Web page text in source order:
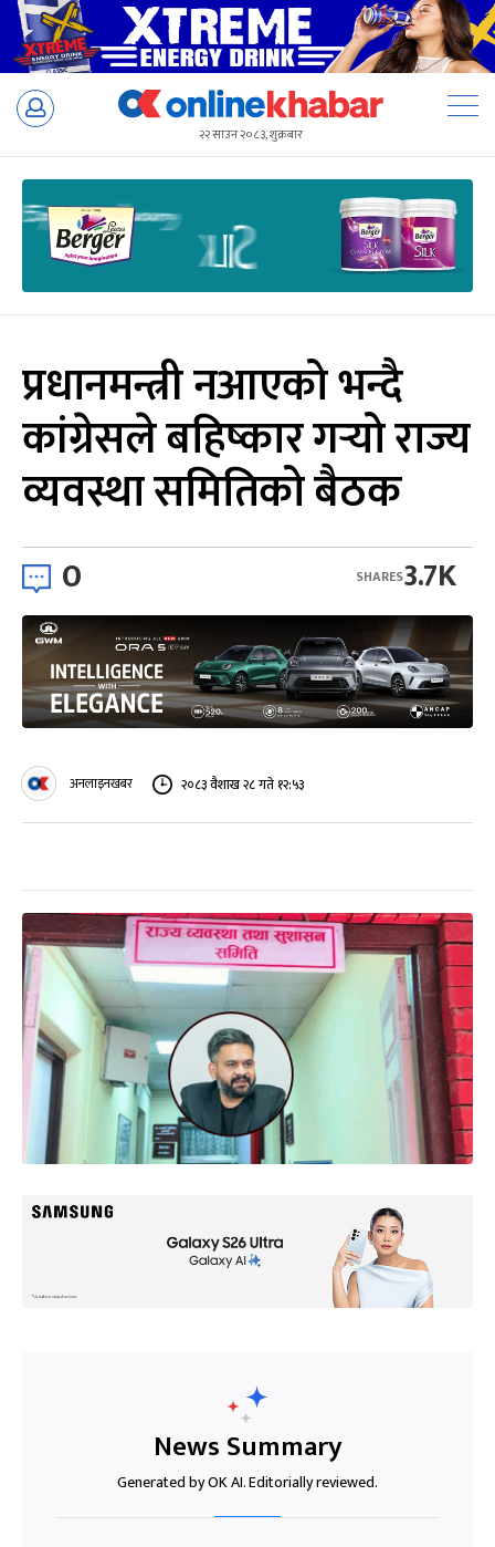
Skip
२२ साउन २०८३, शुक्रबार
प्रधानमन्त्री नआएको भन्दै
कांग्रेसले बहिष्कार गर्‍यो राज्य
व्यवस्था समितिको बैठक
0 3.7K
SHARES
अनलाइनखबर २०८३ वैशाख २८ गते १२:५३
News Summary
Generated by OK AI. Editorially reviewed.